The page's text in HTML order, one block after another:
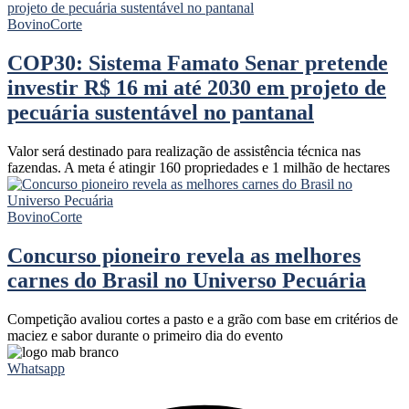
BovinoCorte
COP30: Sistema Famato Senar pretende
investir R$ 16 mi até 2030 em projeto de
pecuária sustentável no pantanal
Valor será destinado para realização de assistência técnica nas
fazendas. A meta é atingir 160 propriedades e 1 milhão de hectares
BovinoCorte
Concurso pioneiro revela as melhores
carnes do Brasil no Universo Pecuária
Competição avaliou cortes a pasto e a grão com base em critérios de
maciez e sabor durante o primeiro dia do evento
Whatsapp